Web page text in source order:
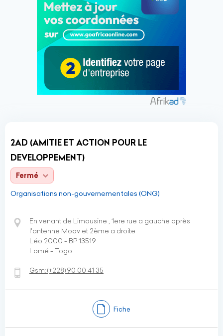
2AD (AMITIE ET ACTION POUR LE
DEVELOPPEMENT)
Fermé
Organisations non-gouvernementales (ONG)
En venant de Limousine , 1ere rue a gauche après
l'antenne Moov et 2ème a droite
Léo 2000 - BP 13519
Lomé - Togo
Gsm:(+228)90 00 41 35
Fiche